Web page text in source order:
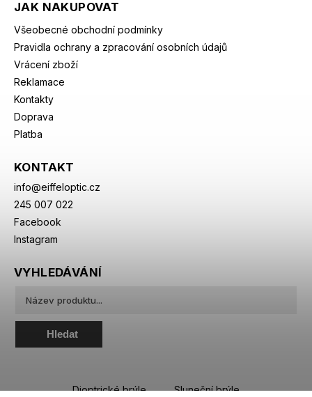
JAK NAKUPOVAT
Všeobecné obchodní podmínky
Pravidla ochrany a zpracování osobních údajů
Vrácení zboží
Reklamace
Kontakty
Doprava
Platba
KONTAKT
info@eiffeloptic.cz
245 007 022
Facebook
Instagram
VYHLEDÁVÁNÍ
Hledat
Dioptrické brýle Sluneční brýle